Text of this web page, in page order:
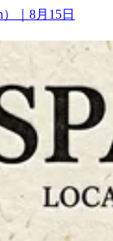
8月15日